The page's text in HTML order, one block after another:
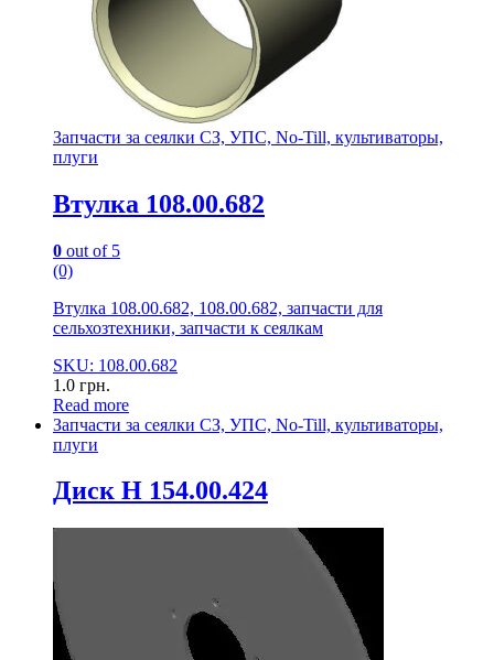
Запчасти за сеялки СЗ, УПС, No-Till, культиваторы,
плуги
Втулка 108.00.682
0 out of 5
(0)
Втулка 108.00.682, 108.00.682, запчасти для
сельхозтехники, запчасти к сеялкам
SKU: 108.00.682
1.0 грн.
Read more
Запчасти за сеялки СЗ, УПС, No-Till, культиваторы,
плуги
Диск Н 154.00.424